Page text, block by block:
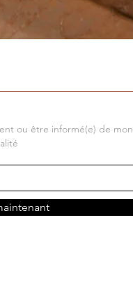
ou être informé(e) de mon